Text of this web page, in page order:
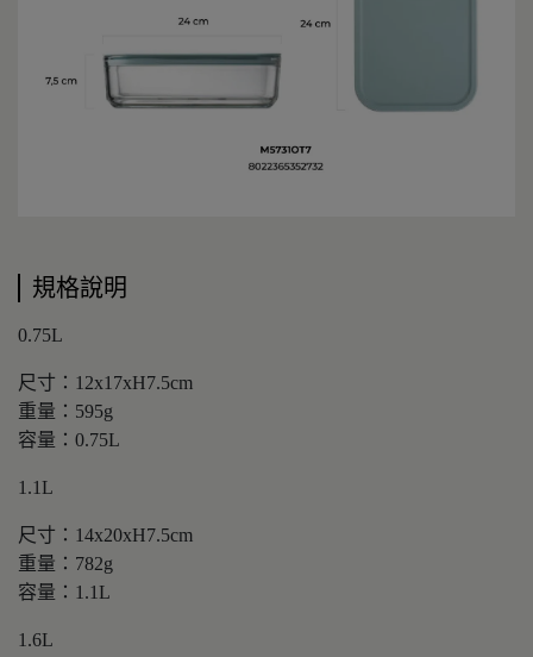
規格說明
0.75L
尺寸：12x17xH7.5cm
重量：595g
容量：0.75L
1.1L
尺寸：14x20xH7.5cm
重量：782g
容量：1.1L
1.6L